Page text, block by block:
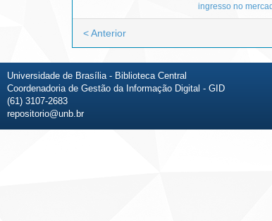
ingresso no
< Anterior
Universidade de Brasília - Biblioteca Central
Coordenadoria de Gestão da Informação Digital - GID
(61) 3107-2683
repositorio@unb.br